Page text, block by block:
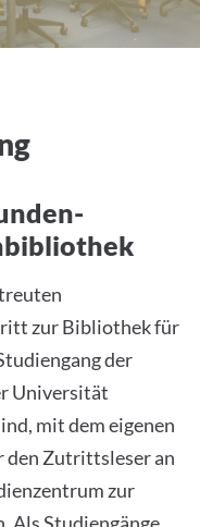
Öffnung
zur Bibliothek für
der
Universität
mit dem eigenen
den Zutrittsleser an
zur